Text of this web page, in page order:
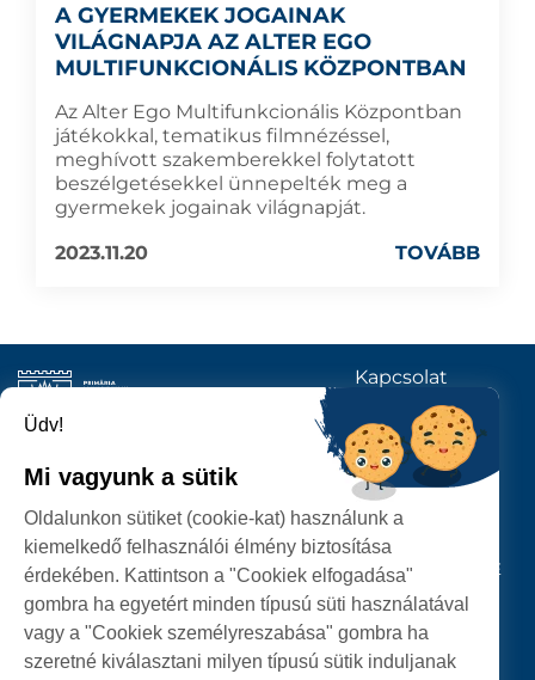
A GYERMEKEK JOGAINAK
VILÁGNAPJA AZ ALTER EGO
MULTIFUNKCIONÁLIS KÖZPONTBAN
Az Alter Ego Multifunkcionális Központban
játékokkal, tematikus filmnézéssel,
meghívott szakemberekkel folytatott
beszélgetésekkel ünnepelték meg a
gyermekek jogainak világnapját.
2023.11.20
TOVÁBB
SZEMÉLYES ADATOK VÉDELME
SZATMÁRNÉMETI
POLGÁRMESTERI HIVATAL
P-ȚA 25 OCTOMBRIE, NR. 1 CORP M, 440026 SATU MARE
Kapcsolat
KÖVESSENEK
Üdv!
Mi vagyunk a sütik
Oldalunkon sütiket (cookie-kat) használunk a
kiemelkedő felhasználói élmény biztosítása
érdekében. Kattintson a "Cookiek elfogadása"
gombra ha egyetért minden típusú süti használatával
vagy a "Cookiek személyreszabása" gombra ha
szeretné kiválasztani milyen típusú sütik induljanak